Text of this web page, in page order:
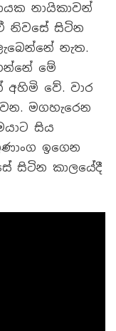
නායිකාවන්
නිවසේ සිටින
නැත.
මේ
අහිමි වේ. වාර
මගහැරෙන
සිය
ඉගෙන
සිටින කාලයේදී